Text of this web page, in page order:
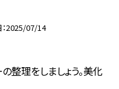
2025/07/14
整理をしましょう。美化